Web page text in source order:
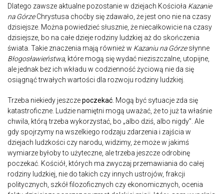
Dlatego zawsze aktualne pozostanie w dziejach Kościoła Kazanie
na GórzeChrystusa choćby się zdawało, że jest ono nie na czasy
dzisiejsze. Można powiedzieć słusznie, że niecałkowicie na czasy
dzisiejsze, bo na całe dzieje rodziny ludzkiej aż do skończenia
świata. Takie znaczenia mają również w Kazaniu na Górzesłynne
Błogosławieństwa, które mogą się wydać nieziszczalne, utopijne,
ale jednak bez ich wkładu w codzienność życiową nie da się
osiągnąć trwałych wartości dla rozwoju rodziny ludzkiej.
Trzeba niekiedy jeszczepoczekać . Mogą być sytuacje zda się
katastroficzne. Ludzie namiętni mogą uważać, że to już ta właśnie
chwila, którą trzeba wykorzystać, bo „albo dziś, albo nigdy”. Ale
gdy spojrzymy na wszelkiego rodzaju zdarzenia i zajścia w
dziejach ludzkości czy narodu, widzimy, że może w jakimś
wymiarze byłoby to użyteczne, ale trzeba jeszcze odrobinę
poczekać. Kościół, których ma zwyczaj przemawiania do całej
rodziny ludzkiej, nie do takich czy innych ustrojów, frakcji
politycznych, szkół filozoficznych czy ekonomicznych, ocenia